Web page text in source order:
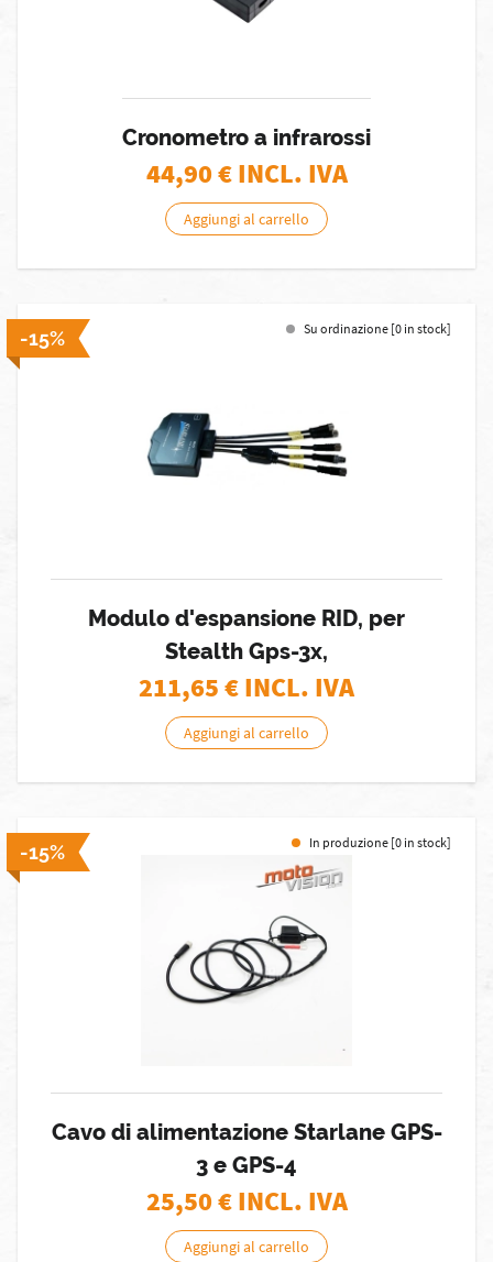
Cronometro a infrarossi
44,90€ INCL. IVA
Aggiungi al carrello
-15% Su ordinazione [0 in stock]
Modulo d'espansione RID, per
Stealth Gps-3x,
211,65€ INCL. IVA
Aggiungi al carrello
-15% In produzione [0 in stock]
Cavo di alimentazione Starlane GPS-
3 e GPS-4
25,50€ INCL. IVA
Aggiungi al carrello